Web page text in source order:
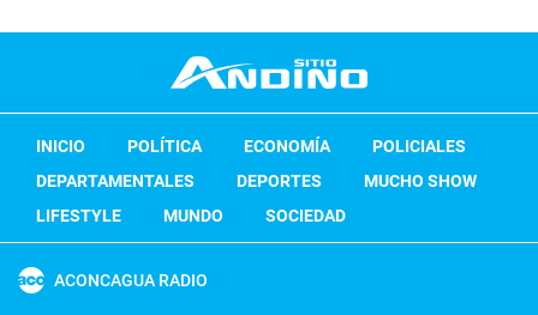
INICIO POLÍTICA ECONOMÍA
POLICIALES
DEPARTAMENTALES
DEPORTES
MUCHO SHOW
LIFESTYLE
MUNDO SOCIEDAD
ACONCAGUA RADIO